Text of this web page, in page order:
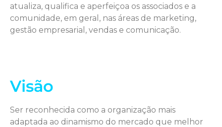
atualiza, qualifica e aperfeiçoa os associados e a
comunidade, em geral, nas áreas de marketing,
gestão empresarial, vendas e comunicação.
Visão
Ser reconhecida como a organização mais
adaptada ao dinamismo do mercado que melhor